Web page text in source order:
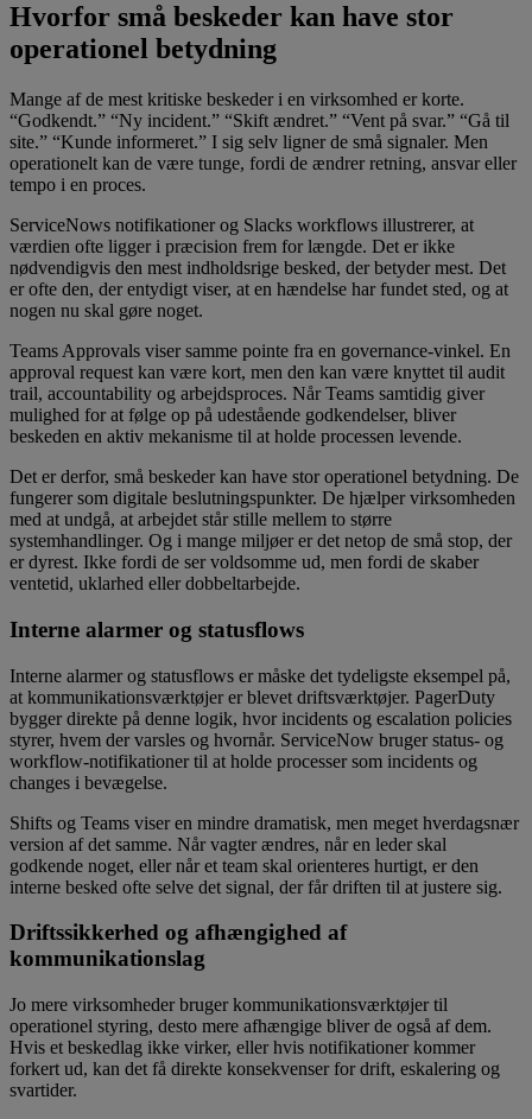
Hvorfor små beskeder kan have stor
operationel betydning
Mange af de mest kritiske beskeder i en virksomhed er korte.
“Godkendt.” “Ny incident.” “Skift ændret.” “Vent på svar.” “Gå til
site.” “Kunde informeret.” I sig selv ligner de små signaler. Men
operationelt kan de være tunge, fordi de ændrer retning, ansvar eller
tempo i en proces.
ServiceNows notifikationer og Slacks workflows illustrerer, at
værdien ofte ligger i præcision frem for længde. Det er ikke
nødvendigvis den mest indholdsrige besked, der betyder mest. Det
er ofte den, der entydigt viser, at en hændelse har fundet sted, og at
nogen nu skal gøre noget.
Teams Approvals viser samme pointe fra en governance-vinkel. En
approval request kan være kort, men den kan være knyttet til audit
trail, accountability og arbejdsproces. Når Teams samtidig giver
mulighed for at følge op på udestående godkendelser, bliver
beskeden en aktiv mekanisme til at holde processen levende.
Det er derfor, små beskeder kan have stor operationel betydning. De
fungerer som digitale beslutningspunkter. De hjælper virksomheden
med at undgå, at arbejdet står stille mellem to større
systemhandlinger. Og i mange miljøer er det netop de små stop, der
er dyrest. Ikke fordi de ser voldsomme ud, men fordi de skaber
ventetid, uklarhed eller dobbeltarbejde.
Interne alarmer og statusflows
Interne alarmer og statusflows er måske det tydeligste eksempel på,
at kommunikationsværktøjer er blevet driftsværktøjer. PagerDuty
bygger direkte på denne logik, hvor incidents og escalation policies
styrer, hvem der varsles og hvornår. ServiceNow bruger status- og
workflow-notifikationer til at holde processer som incidents og
changes i bevægelse.
Shifts og Teams viser en mindre dramatisk, men meget hverdagsnær
version af det samme. Når vagter ændres, når en leder skal
godkende noget, eller når et team skal orienteres hurtigt, er den
interne besked ofte selve det signal, der får driften til at justere sig.
Driftssikkerhed og afhængighed af
kommunikationslag
Jo mere virksomheder bruger kommunikationsværktøjer til
operationel styring, desto mere afhængige bliver de også af dem.
Hvis et beskedlag ikke virker, eller hvis notifikationer kommer
forkert ud, kan det få direkte konsekvenser for drift, eskalering og
svartider.